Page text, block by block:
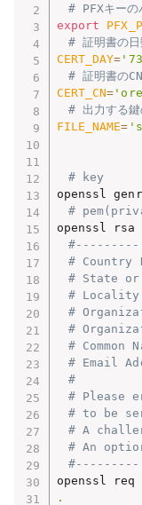
# PFXキーの
export
# 証明書の日
CERT_DAY=
# 証明書のCN
CERT_CN=
# 出力する鍵
FILE_NAME=
# key
openssl
#
openssl rsa
# Country
# State or
#
#
#
# Common
# Email
#
# Please
# to be
# A
# An
openssl req
.